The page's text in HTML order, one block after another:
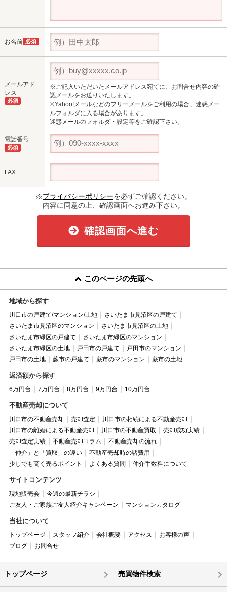
お名前 必須
メールアド
レス
必須
※ご記入いただいたメールアドレス宛てに、お問合せ内容の確
認メールをお送りいたします。
※Yahoo!メールなどのフリーメールをご利用の場合、迷惑メー
ルフォルダに入る場合があります。
迷惑メールのフォルダ・設定等をご確認下さい。
電話番号
必須
FAX
※プライバシーポリシーを必ずご確認ください。
内容に同意の上、確認画面へお進み下さい。
確認画面へ進む
このページの先頭へ
地域から探す
川口市の戸建て/マンション/土地
さいたま市見沼区の戸建て
さいたま市見沼区のマンション
さいたま市見沼区の土地
さいたま市緑区の戸建て
さいたま市緑区のマンション
さいたま市緑区の土地
戸田市の戸建て
戸田市のマンション
戸田市の土地
蕨市の戸建て 蕨市のマンション 蕨市の土地
返済額から探す
6万円台 7万円台 8万円台 9万円台 10万円台
不動産売却について
川口市の不動産売却 売却査定
川口市の相続による不動産売却
川口市の離婚による不動産売却
川口市の不動産買取
売却成功実績
売却査定実績
不動産売却コラム
不動産売却の流れ
「仲介」と「買取」の違い
不動産売却時の諸費用
少しでも高く売るポイント
よくある質問 仲介手数料について
サイトコンテンツ
現地販売会
今週の最新チラシ
ご友人・ご家族ご友人紹介キャンペーン
マンションカタログ
当社について
トップページ スタッフ紹介 会社概要 アクセス
お客様の声
ブログ
お問合せ
トップページ 売買物件検索